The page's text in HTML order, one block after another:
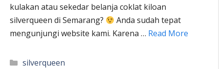
kulakan atau sekedar belanja coklat kiloan
silverqueen di Semarang?
Anda sudah tepat
mengunjungi website kami. Karena … Read More
Kategori
silverqueen